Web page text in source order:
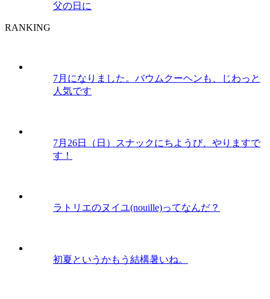
父の日に
RANKING
7月になりました。バウムクーヘンも、じわっと
人気です
7月26日（日）スナックにちようび、やりますで
す！
ラトリエのヌイユ(nouille)ってなんだ？
初夏というかもう結構暑いね。